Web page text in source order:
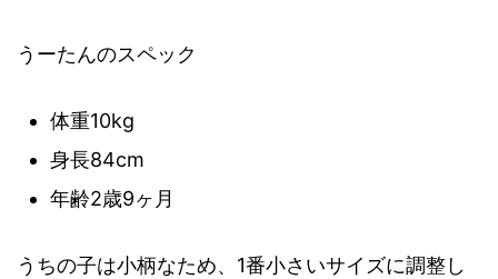
うーたんのスペック
体重10kg
身長84cm
年齢2歳9ヶ月
うちの子は小柄なため、1番小さいサイズに調整し